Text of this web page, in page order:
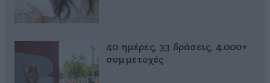
40 ημέρες, 33 δράσεις, 4.000+
συμμετοχές